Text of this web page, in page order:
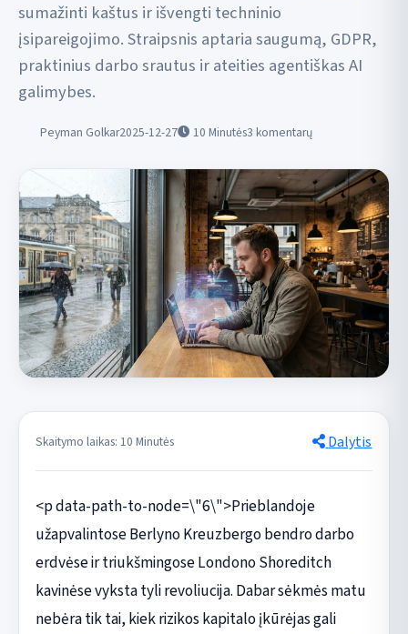
sumažinti kaštus ir išvengti techninio
įsipareigojimo. Straipsnis aptaria saugumą, GDPR,
praktinius darbo srautus ir ateities agentiškas AI
galimybes.
Peyman Golkar2025-12-27 10 Minutės3 komentarų
Skaitymo laikas: 10 Minutės Dalytis
<p data-path-to-node=\"6\">Prieblandoje
užapvalintose Berlyno Kreuzbergo bendro darbo
erdvėse ir triukšmingose Londono Shoreditch
kavinėse vyksta tyli revoliucija. Dabar sėkmės matu
nebėra tik tai, kiek rizikos kapitalo įkūrėjas gali